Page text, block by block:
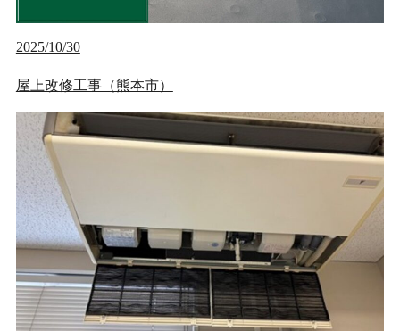
2025/10/30
屋上改修工事（熊本市）